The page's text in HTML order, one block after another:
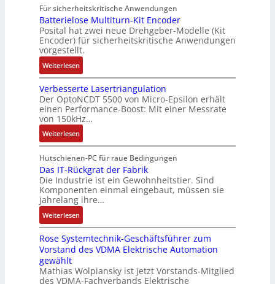
M
L
3
f
ü
r
s
i
c
h
e
r
e
E
n
t
w
i
c
k
l
u
n
g
o
b
o
t
k
,
3
M
i
l
l
i
o
n
e
n
A
r
b
e
i
t
s
k
r
ä
f
t
e
u
t
o
m
a
t
i
o
n
e
x
p
a
n
d
i
e
r
t
f
t
r
a
g
s
e
i
n
g
a
n
g
i
m
M
a
s
c
h
i
n
e
n
Für sicherheitskritische Anwendungen
Batterielose Multiturn-Kit Encoder
Posital hat zwei neue Drehgeber-Modelle (Kit
Encoder) für sicherheitskritische Anwendungen
vorgestellt.
Weiterlesen:
B
a
t
t
e
r
i
e
l
o
s
e
M
u
l
t
t
Verbesserte Lasertriangulation
Der OptoNCDT 5500 von Micro-Epsilon erhält
einen Performance-Boost: Mit einer Messrate
von 150kHz…
Weiterlesen:
V
e
r
b
e
s
s
e
r
t
L
Hutschienen-PC für raue Bedingungen
Das IT-Rückgrat der Fabrik
Die Industrie ist ein Gewohnheitstier. Sind
Komponenten einmal eingebaut, müssen sie
jahrelang ihre…
Weiterlesen:
D
a
s
T
Rose Systemtechnik-Geschäftsführer zum
Vorstand des VDMA Elektrische Automation
gewählt
Mathias Wolpiansky ist jetzt Vorstands-Mitglied
des VDMA-Fachverbands Elektrische